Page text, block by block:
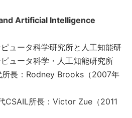
Artificial Intelligence
ュータ科学研究所と人工知能研
ュータ科学・人工知能研究所
所長：Rodney Brooks（2007年
CSAIL所長：Victor Zue（2011